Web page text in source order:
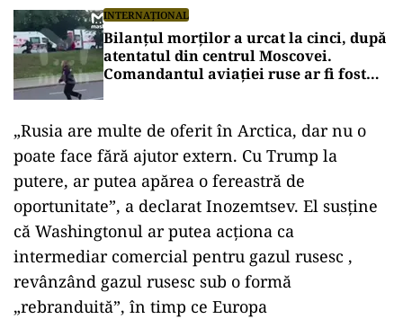
INTERNAȚIONAL
Bilanțul morților a urcat la cinci, după
atentatul din centrul Moscovei.
Comandantul aviației ruse ar fi fost
„Rusia are multe de oferit în Arctica, dar nu o
poate face fără ajutor extern. Cu Trump la
putere, ar putea apărea o fereastră de
oportunitate”, a declarat Inozemtsev. El susține
că Washingtonul ar putea acționa ca
intermediar comercial pentru gazul rusesc ,
revânzând gazul rusesc sub o formă
„rebranduită”, în timp ce Europa